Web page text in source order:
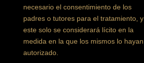
necesario el consentimiento de los
padres o tutores para el tratamiento, y
este solo se considerará lícito en la
medida en la que los mismos lo hayan
autorizado.